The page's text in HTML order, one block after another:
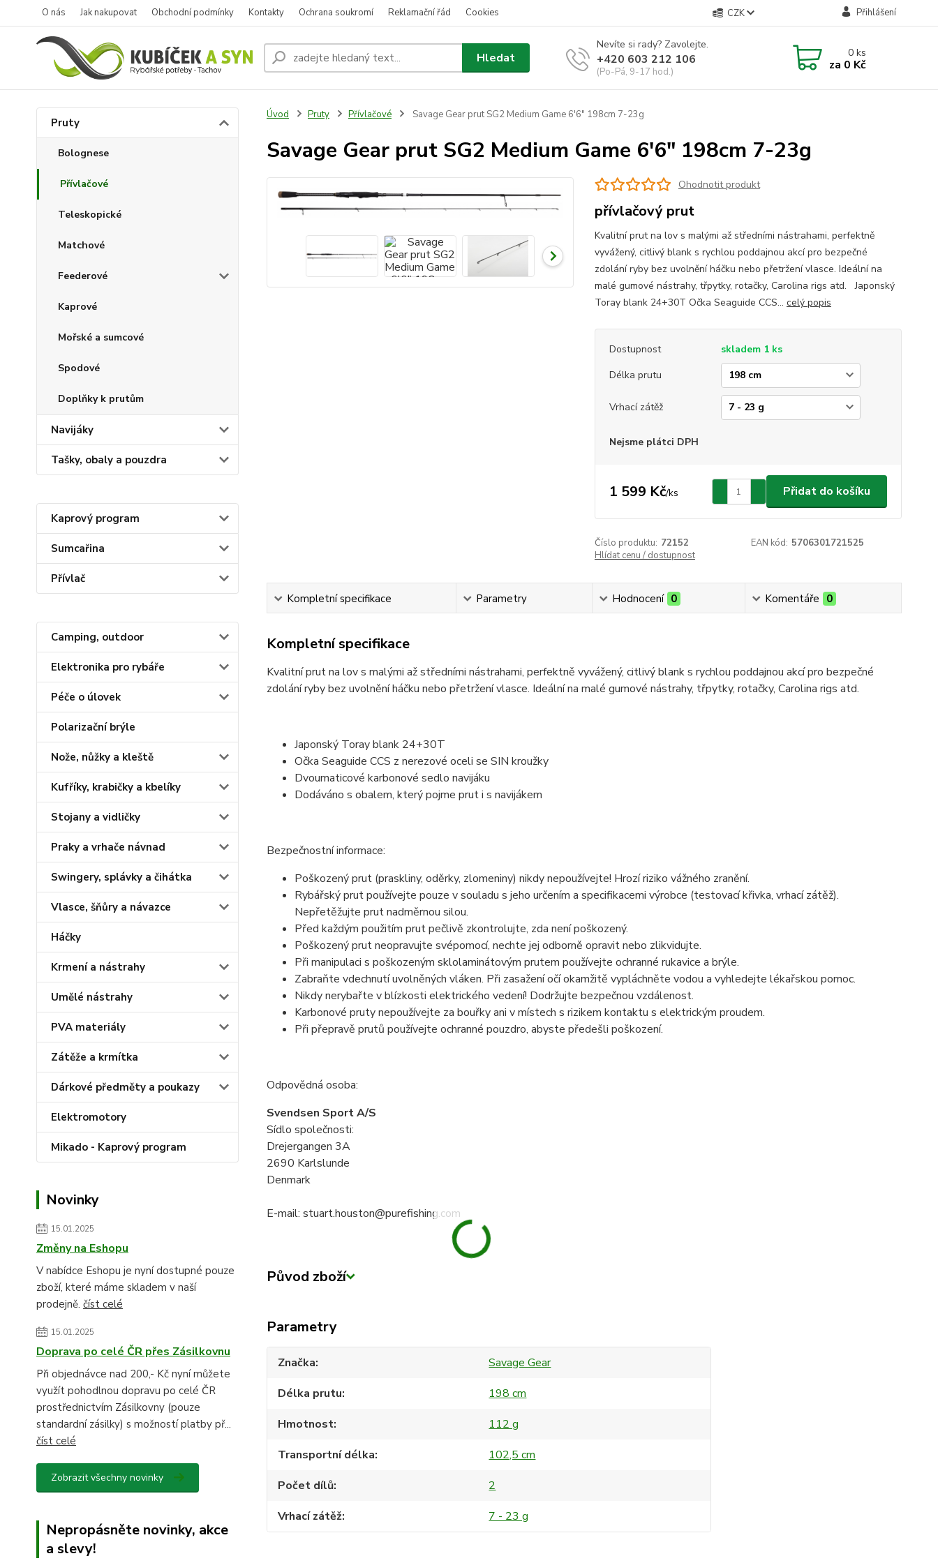
O nás Jak nakupovat Obchodní podmínky Kontakty Ochrana soukromí Reklamační řád Cookies CZK Přihlášení
Hledat
Nevíte si rady? Zavolejte.
+420 603 212 106
(Po-Pá, 9-17 hod.)
0ks
za 0 Kč
Pruty
Bolognese
Přívlačové
Teleskopické
Matchové
Feederové
Kaprové
Mořské a sumcové
Spodové
Doplňky k prutům
Navijáky
Tašky, obaly a pouzdra
Kaprový program
Sumcařina
Přívlač
Camping, outdoor
Elektronika pro rybáře
Péče o úlovek
Polarizační brýle
Nože, nůžky a kleště
Kufříky, krabičky a kbelíky
Stojany a vidličky
Praky a vrhače návnad
Swingery, splávky a čihátka
Vlasce, šňůry a návazce
Háčky
Krmení a nástrahy
Umělé nástrahy
PVA materiály
Zátěže a krmítka
Dárkové předměty a poukazy
Elektromotory
Mikado - Kaprový program
Novinky
15.01.2025
Změny na Eshopu
V nabídce Eshopu je nyní dostupné pouze
zboží, které máme skladem v naší
prodejně. číst celé
15.01.2025
Doprava po celé ČR přes Zásilkovnu
Při objednávce nad 200,- Kč nyní můžete
využít pohodlnou dopravu po celé ČR
prostřednictvím Zásilkovny (pouze
standardní zásilky) s možností platby př...
číst celé
Zobrazit všechny novinky
Nepropásněte novinky, akce
a slevy!
Úvod Pruty Přívlačové Savage Gear prut SG2 Medium Game 6'6" 198cm 7-23g
Savage Gear prut SG2 Medium Game 6'6" 198cm 7-23g
Ohodnotit produkt
přívlačový prut
Kvalitní prut na lov s malými až středními nástrahami, perfektně
vyvážený, citlivý blank s rychlou poddajnou akcí pro bezpečné
zdolání ryby bez uvolnění háčku nebo přetržení vlasce. Ideální na
malé gumové nástrahy, třpytky, rotačky, Carolina rigs atd. Japonský
Toray blank 24+30T Očka Seaguide CCS... celý popis
Dostupnost
skladem 1 ks
Délka prutu
Vrhací zátěž
Nejsme plátci DPH
1 599 Kč/ks Přidat do košíku
Číslo produktu: 72152 EAN kód: 5706301721525
Hlídat cenu / dostupnost
Kompletní specifikace Parametry Hodnocení 0 Komentáře 0
Kompletní specifikace
Kvalitní prut na lov s malými až středními nástrahami, perfektně vyvážený, citlivý blank s rychlou poddajnou akcí pro bezpečné
zdolání ryby bez uvolnění háčku nebo přetržení vlasce. Ideální na malé gumové nástrahy, třpytky, rotačky, Carolina rigs atd.
Japonský Toray blank 24+30T
Očka Seaguide CCS z nerezové oceli se SIN kroužky
Dvoumaticové karbonové sedlo navijáku
Dodáváno s obalem, který pojme prut i s navijákem
Bezpečnostní informace:
Poškozený prut (praskliny, oděrky, zlomeniny) nikdy nepoužívejte! Hrozí riziko vážného zranění.
Rybářský prut používejte pouze v souladu s jeho určením a specifikacemi výrobce (testovací křivka, vrhací zátěž).
Nepřetěžujte prut nadměrnou silou.
Před každým použitím prut pečlivě zkontrolujte, zda není poškozený.
Poškozený prut neopravujte svépomocí, nechte jej odborně opravit nebo zlikvidujte.
Při manipulaci s poškozeným sklolaminátovým prutem používejte ochranné rukavice a brýle.
Zabraňte vdechnutí uvolněných vláken. Při zasažení očí okamžitě vypláchněte vodou a vyhledejte lékařskou pomoc.
Nikdy nerybařte v blízkosti elektrického vedení! Dodržujte bezpečnou vzdálenost.
Karbonové pruty nepoužívejte za bouřky ani v místech s rizikem kontaktu s elektrickým proudem.
Při přepravě prutů používejte ochranné pouzdro, abyste předešli poškození.
Odpovědná osoba:
Svendsen Sport A/S
Sídlo společnosti:
Drejergangen 3A
2690 Karlslunde
Denmark
E-mail: stuart.houston@purefishing.com
Původ zboží
Parametry
Značka
Savage Gear
Délka prutu
198 cm
Hmotnost
112 g
Transportní délka
102,5 cm
Počet dílů
2
Vrhací zátěž
7 - 23 g